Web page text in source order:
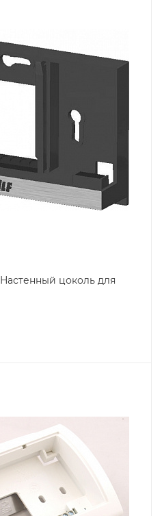
цоколь для